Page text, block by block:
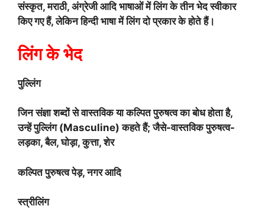
संस्कृत, मराठी, अंग्रेजी आदि भाषाओं में लिंग के तीन भेद स्वीकार
किए गए हैं, लेकिन हिन्दी भाषा में लिंग दो प्रकार के होते हैं।
लिंग के भेद
पुल्लिंग
जिन संज्ञा शब्दों से वास्तविक या कल्पित पुरुषत्व का बोध होता है,
उन्हें पुल्लिंग (Masculine) कहते हैं; जैसे-वास्तविक पुरुषत्व-
लड़का, बैल, घोड़ा, कुत्ता, शेर
कल्पित पुरुषत्व पेड़, नगर आदि
स्त्रीलिंग